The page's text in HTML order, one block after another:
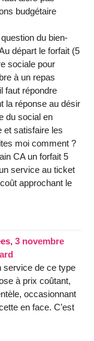
budgétaire
du bien-
départ le forfait (5
sociale pour
à un repas
faut répondre
la réponse au désir
du social en
et satisfaire les
moi comment ?
CA un forfait 5
service au ticket
approchant le
3 novembre
service de ce type
à prix coûtant,
occasionnant
en face. C’est